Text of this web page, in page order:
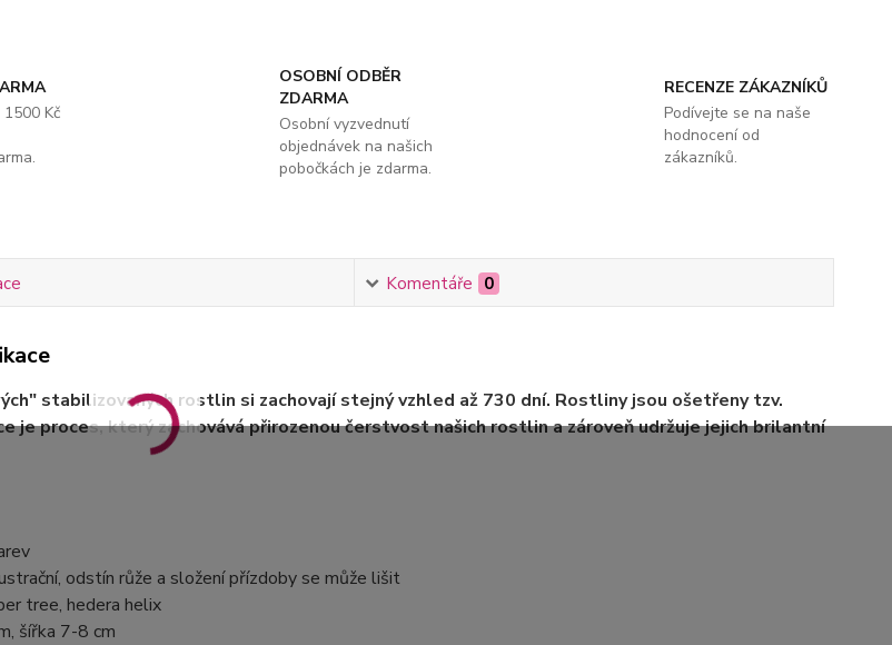
Kč
OSOBNÍ ODBĚR
ZDARMA
Osobní vyzvednutí
objednávek na našich
pobočkách je zdarma.
RECENZE ZÁKAZNÍKŮ
Podívejte se na naše
hodnocení od
zákazníků.
Komentáře 0
stabilizovaných rostlin si zachovají stejný vzhled až 730 dní. Rostliny jsou ošetřeny tzv.
je proces, který zachovává přirozenou čerstvost našich rostlin a zároveň udržuje jejich brilantní
odstín růže a složení přízdoby se může lišit
tree, hedera helix
šířka 7-8 cm